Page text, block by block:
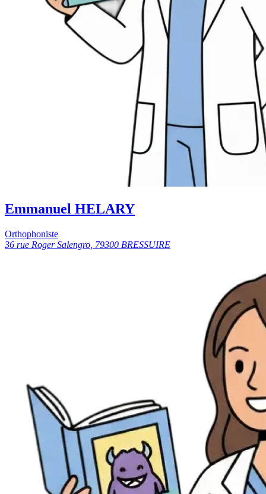
Emmanuel HELARY
Orthophoniste
36 rue Roger Salengro, 79300 BRESSUIRE